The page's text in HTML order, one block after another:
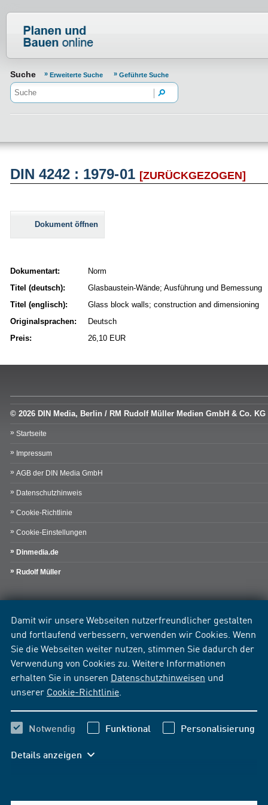
Damit wir unsere Webseiten nutzerfreundlicher gestalten
und fortlaufend verbessern, verwenden wir Cookies. Wenn
Sie die Webseiten weiter nutzen, stimmen Sie dadurch der
Verwendung von Cookies zu. Weitere Informationen
erhalten Sie in unseren Datenschutzhinweisen und
unserer Cookie-Richtlinie
Notwendig Funktional Personalisierung
Details anzeigen
Suche Erweiterte Suche Geführte Suche
DIN 4242 : 1979-01 [ZURÜCKGEZOGEN]
Dokument öffnen
Dokumentart:
Norm
Titel (deutsch):
Glasbaustein-Wände; Ausführung und Bemessung
Titel (englisch):
Glass block walls; construction and dimensioning
Originalsprachen:
Deutsch
Preis:
26,10 EUR
© 2026 DIN Media, Berlin / RM Rudolf Müller Medien GmbH & Co. KG
Startseite
Impressum
AGB der DIN Media GmbH
Datenschutzhinweis
Cookie-Richtlinie
Cookie-Einstellungen
Dinmedia.de
Rudolf Müller